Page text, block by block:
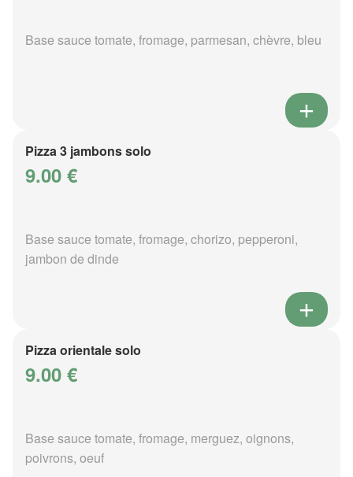
Base sauce tomate, fromage, parmesan, chèvre, bleu
Pizza 3 jambons solo
9.00 €
Base sauce tomate, fromage, chorizo, pepperoni,
jambon de dinde
Pizza orientale solo
9.00 €
Base sauce tomate, fromage, merguez, oignons,
poivrons, oeuf